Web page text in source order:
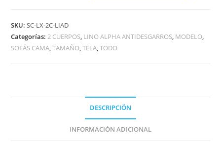
SKU:SC-LX-2C-LIAD
Categorías:2 CUERPOS, LINO ALPHA ANTIDESGARROS, MODELO,
SOFÁS CAMA,TAMAÑO,TELA,TODO
DESCRIPCIÓN
INFORMACIÓN ADICIONAL